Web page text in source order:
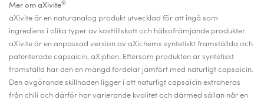
Mer om aXivite®
aXivite är en naturanalog produkt utvecklad för att ingå som
ingrediens i olika typer av kosttillskott och hälsofrämjande produkter.
aXivite är en anpassad version av aXichems syntetiskt framställda och
patenterade capsaicin, aXiphen. Eftersom produkten är syntetiskt
framställd har den en mängd fördelar jämfört med naturligt capsaicin.
Den avgörande skillnaden ligger i att naturligt capsaicin extraheras
från chili och därför har varierande kvalitet och därmed sällan når en